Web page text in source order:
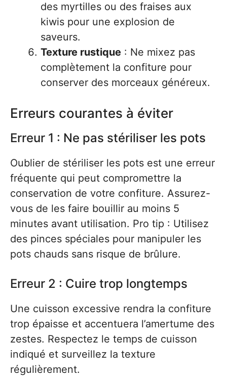
des myrtilles ou des fraises aux
kiwis pour une explosion de
saveurs.
Texture rustique : Ne mixez pas
complètement la confiture pour
conserver des morceaux généreux.
Erreurs courantes à éviter
Erreur 1 : Ne pas stériliser les pots
Oublier de stériliser les pots est une erreur
fréquente qui peut compromettre la
conservation de votre confiture. Assurez-
vous de les faire bouillir au moins 5
minutes avant utilisation. Pro tip : Utilisez
des pinces spéciales pour manipuler les
pots chauds sans risque de brûlure.
Erreur 2 : Cuire trop longtemps
Une cuisson excessive rendra la confiture
trop épaisse et accentuera l’amertume des
zestes. Respectez le temps de cuisson
indiqué et surveillez la texture
régulièrement.